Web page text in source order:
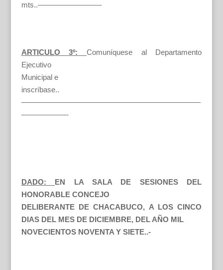
mts..————————–
ARTICULO 3º: Comuníquese al Departamento
Ejecutivo
Municipal e
inscríbase..
————————————————————————
——————-
DADO: EN LA SALA DE SESIONES DEL
HONORABLE CONCEJO
DELIBERANTE DE CHACABUCO, A LOS CINCO
DIAS DEL MES DE DICIEMBRE, DEL AÑO MIL
NOVECIENTOS NOVENTA Y SIETE..-